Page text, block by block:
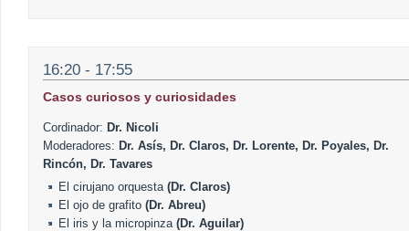
16:20 - 17:55
Casos curiosos y curiosidades
Cordinador: Dr. Nicoli
Moderadores: Dr. Asís, Dr. Claros, Dr. Lorente, Dr. Poyales, Dr.
Rincón, Dr. Tavares
El cirujano orquesta (Dr. Claros)
El ojo de grafito (Dr. Abreu)
El iris y la micropinza (Dr. Aguilar)